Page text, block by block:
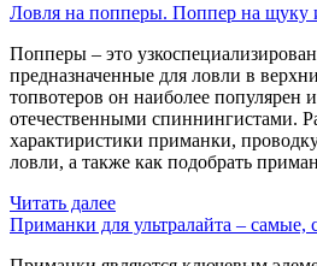
Ловля на попперы. Поппер на щуку
Попперы – это
предназначенные для ловли в
топвотеров он наиболее популярен
отечественными спиннингистами.
характиристики приманки,
ловли, а также как подобрать
Читать далее
Приманки для ультралайта – самые,